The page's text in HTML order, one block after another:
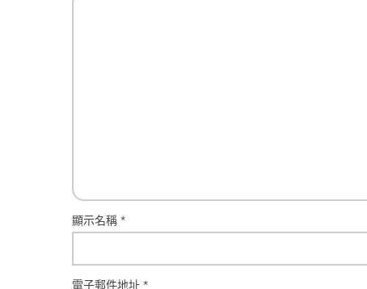
顯示名稱 *
電子郵件地址 *